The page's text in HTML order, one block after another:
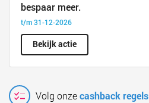
bespaar meer.
t/m 31-12-2026
Bekijk actie
Volg onzecashback regels